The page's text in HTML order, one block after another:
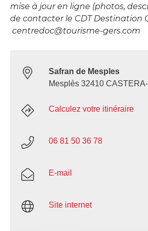
mise à jour en ligne (photos,
de contacter le CDT Destination
centredoc@tourisme-gers.com
Safran de Mesples
Mesplès 32410
Calculez votre itinéraire
06 81 50 36 78
E-mail
Site internet